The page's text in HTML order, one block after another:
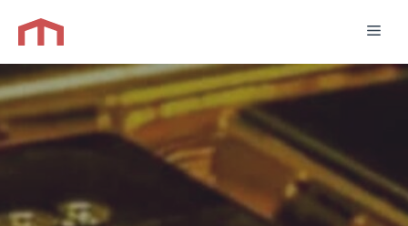
contenu